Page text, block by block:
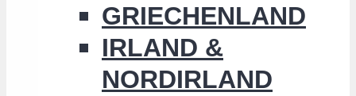
GRIECHENLAND
IRLAND &
NORDIRLAND